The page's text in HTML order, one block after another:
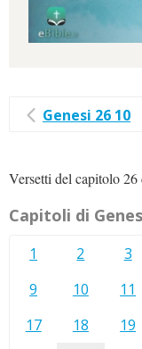
Genesi 26 10
Versetti del capitolo
Capitoli di
1 2 3
9
10 11
17
18 19